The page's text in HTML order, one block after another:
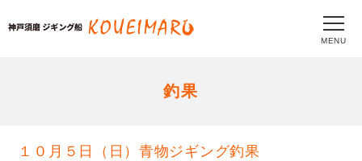
MENU
釣果
１０月５日（日）青物ジギング釣果